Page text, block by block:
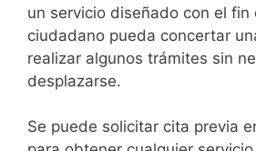
un servicio diseñado con el fin
ciudadano pueda concertar
realizar algunos trámites sin
desplazarse.​
Se puede solicitar cita previa